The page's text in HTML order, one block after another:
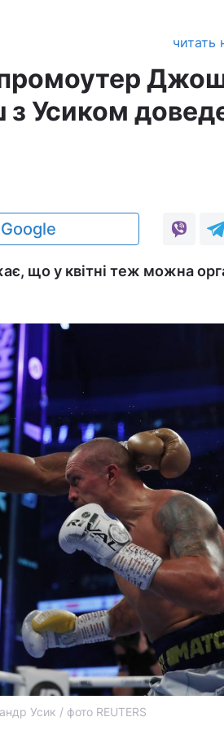
читать
Усиком
що у квітні теж можна
Усик / фото REUTERS